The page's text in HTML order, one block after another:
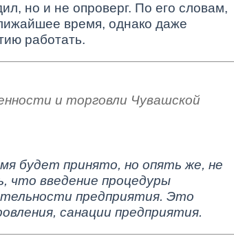
но и не опроверг. По его словам,
время, однако даже
работать.
и торговли Чувашской
будет принято, но опять же, не
что введение процедуры
предприятия. Это
санации предприятия.